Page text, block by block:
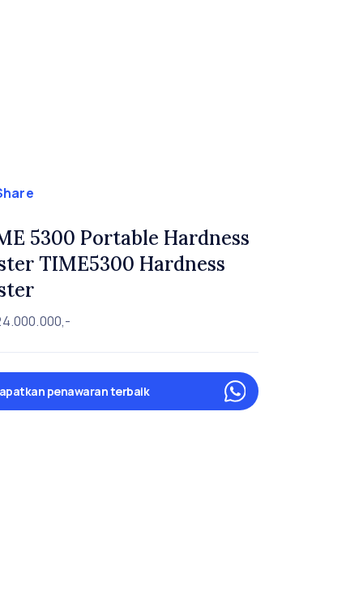
5300 Portable Hardness
TIME5300 Hardness
penawaran terbaik